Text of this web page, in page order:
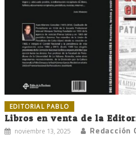
EDITORIAL PABLO
Libros en venta de la
noviembre 13, 2025 Redacción